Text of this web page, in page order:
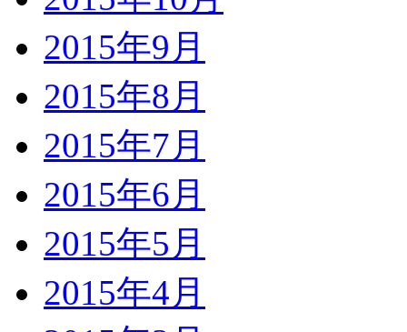
2015年9月
2015年8月
2015年7月
2015年6月
2015年5月
2015年4月